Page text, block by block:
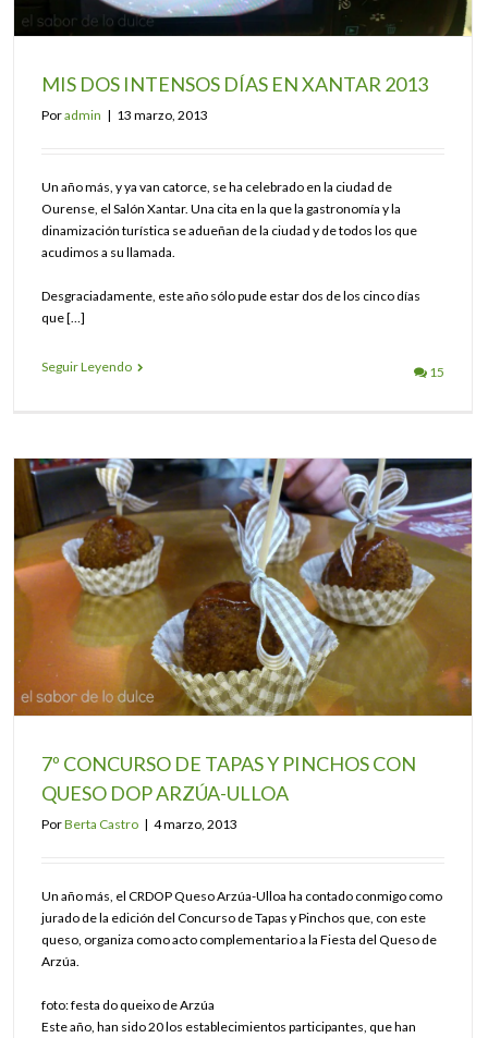
MIS DOS INTENSOS DÍAS EN XANTAR 2013
Poradmin | 13 marzo, 2013
Un año más, y ya van catorce, se ha celebrado en la ciudad de
Ourense, el Salón Xantar. Una cita en la que la gastronomía y la
dinamización turística se adueñan de la ciudad y de todos los que
acudimos a su llamada.
Desgraciadamente, este año sólo pude estar dos de los cinco días
que […]
Seguir Leyendo 15
7º CONCURSO DE TAPAS Y PINCHOS CON
QUESO DOP ARZÚA-ULLOA
PorBerta Castro | 4 marzo, 2013
Un año más, el CRDOP Queso Arzúa-Ulloa ha contado conmigo como
jurado de la edición del Concurso de Tapas y Pinchos que, con este
queso, organiza como acto complementario a la Fiesta del Queso de
Arzúa.
foto: festa do queixo de Arzúa
Este año, han sido 20 los establecimientos participantes, que han